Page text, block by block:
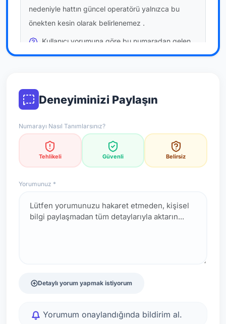
nedeniyle hattın güncel operatörü yalnızca bu
önekten kesin olarak belirlenemez .
Kullanıcı yorumuna göre bu numaradan gelen
çağrılaratemkinli yaklaşmanızönerilir; bu bir site
resmi doğrulama niteliği taşımaz.
*Not: Değerlendirmeler onaylı kullanıcı yorumlarına göre
güncellenir.
Deneyiminizi Paylaşın
Numarayı Nasıl Tanımlarsınız?
Tehlikeli Güvenli Belirsiz
Yorumunuz *
Detaylı yorum yapmak istiyorum
Yorumum onaylandığında bildirim al.